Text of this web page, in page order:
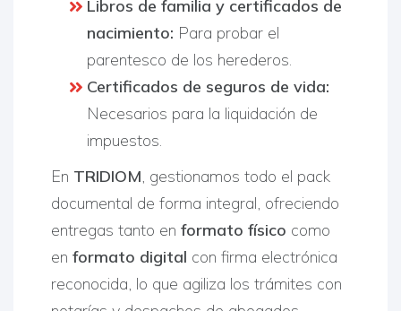
Libros de familia y certificados de
nacimiento: Para probar el
parentesco de los herederos.
Certificados de seguros de vida:
Necesarios para la liquidación de
impuestos.
En TRIDIOM, gestionamos todo el pack
documental de forma integral, ofreciendo
entregas tanto en formato físico como
en formato digital con firma electrónica
reconocida, lo que agiliza los trámites con